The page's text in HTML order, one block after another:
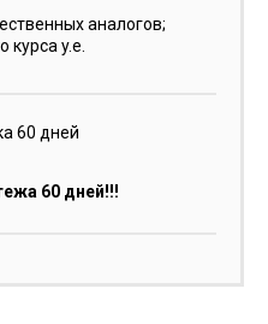
аналогов;
курса y.e.
60 дней!!!